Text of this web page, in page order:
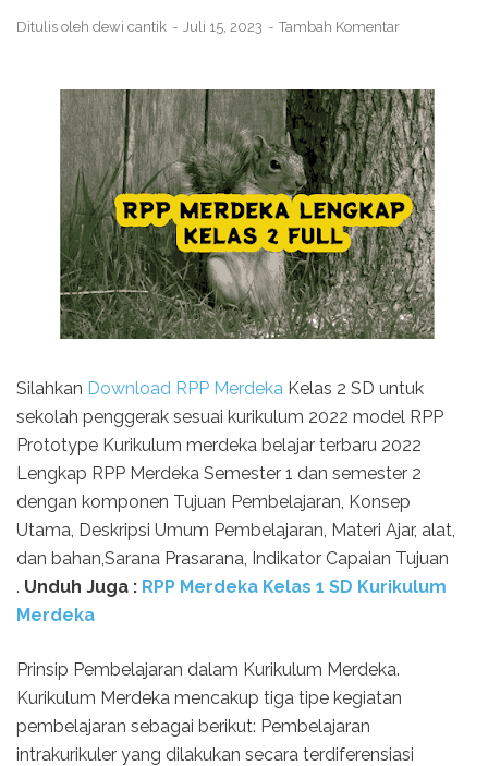
Ditulis oleh dewi cantik Juli 15, 2023 Tambah Komentar
Silahkan Download RPP Merdeka Kelas 2 SD untuk
sekolah penggerak sesuai kurikulum 2022 model RPP
Prototype Kurikulum merdeka belajar terbaru 2022
Lengkap RPP Merdeka Semester 1 dan semester 2
dengan komponen Tujuan Pembelajaran, Konsep
Utama, Deskripsi Umum Pembelajaran, Materi Ajar, alat,
dan bahan,Sarana Prasarana, Indikator Capaian Tujuan
. Unduh Juga : RPP Merdeka Kelas 1 SD Kurikulum
Merdeka
Prinsip Pembelajaran dalam Kurikulum Merdeka.
Kurikulum Merdeka mencakup tiga tipe kegiatan
pembelajaran sebagai berikut: Pembelajaran
intrakurikuler yang dilakukan secara terdiferensiasi